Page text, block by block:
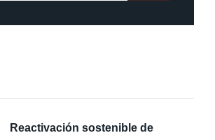
Reactivación sostenible de